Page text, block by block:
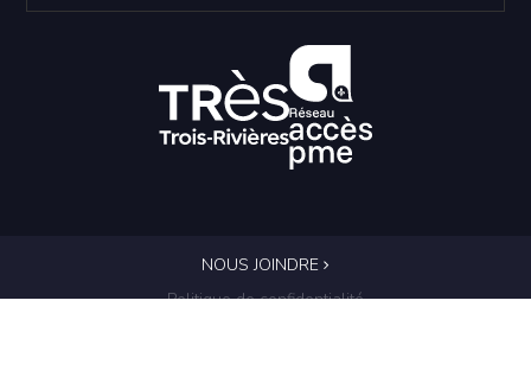
NOUS JOINDRE
Politique de confidentialité